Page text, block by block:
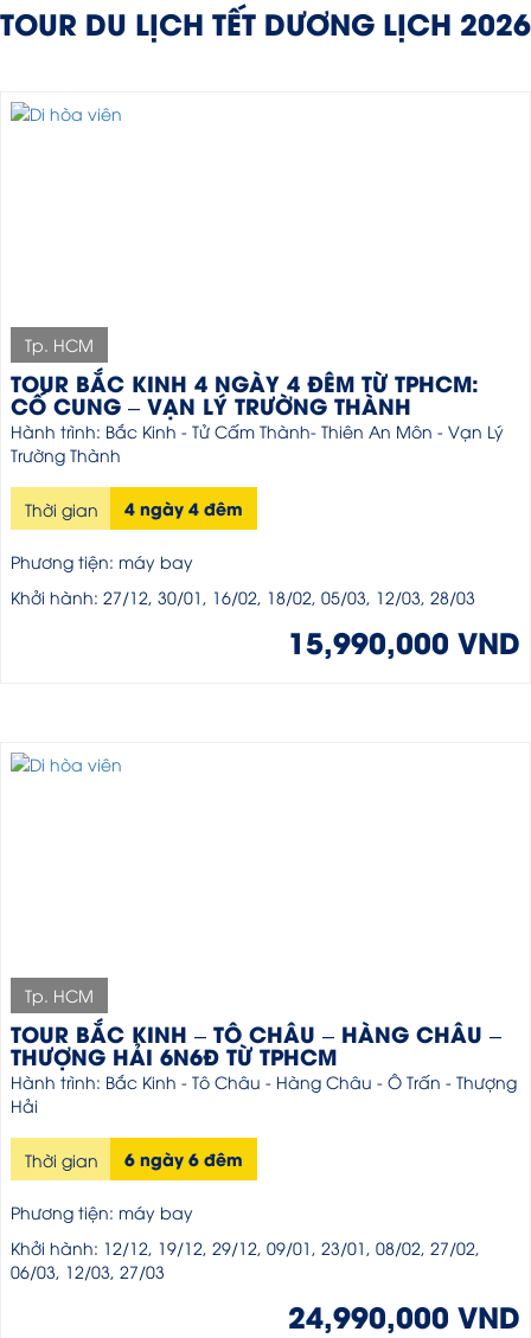
TOUR DU LỊCH TẾT DƯƠNG LỊCH 2026
Tp. HCM
TOUR BẮC KINH 4 NGÀY 4 ĐÊM TỪ TPHCM:
CỐ CUNG – VẠN LÝ TRƯỜNG THÀNH
Hành trình: Bắc Kinh - Tử Cấm Thành- Thiên An Môn - Vạn Lý
Trường Thành
Thời gian 4 ngày 4 đêm
Phương tiện: máy bay
Khởi hành: 27/12, 30/01, 16/02, 18/02, 05/03, 12/03, 28/03
15,990,000 VND
Tp. HCM
TOUR BẮC KINH – TÔ CHÂU – HÀNG CHÂU –
THƯỢNG HẢI 6N6Đ TỪ TPHCM
Hành trình: Bắc Kinh - Tô Châu - Hàng Châu - Ô Trấn - Thượng
Hải
Thời gian 6 ngày 6 đêm
Phương tiện: máy bay
Khởi hành: 12/12, 19/12, 29/12, 09/01, 23/01, 08/02, 27/02,
06/03, 12/03, 27/03
24,990,000 VND